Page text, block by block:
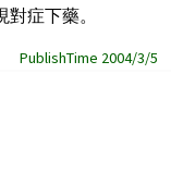
症下藥。
PublishTime 2004/3/5